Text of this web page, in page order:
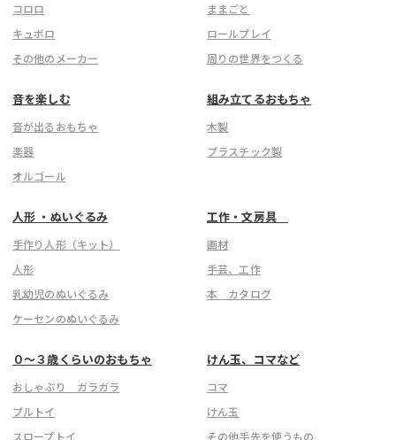
こちら
コロロ
キュボロ
その他のメーカー
ままごと
ロールプレイ
周りの世界をつくる
音を楽しむ
音が出るおもちゃ
楽器
オルゴール
組み立てるおもちゃ
木製
プラスチック製
人形 ・ぬいぐるみ
手作り人形（キット）
人形
乳幼児のぬいぐるみ
ケーセンのぬいぐるみ
工作・文房具
画材
手芸、工作
本 カタログ
０〜３歳くらいのおもちゃ
おしゃぶり ガラガラ
プルトイ
スロープトイ
けん玉、コマなど
コマ
けん玉
その他手先を使うもの